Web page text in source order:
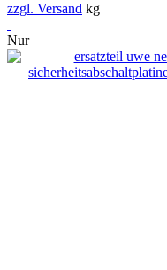
zzgl. Versand kg
Nur